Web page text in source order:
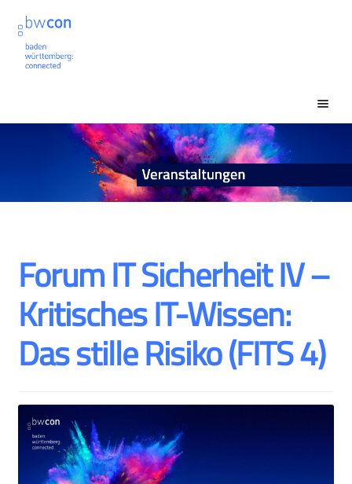
Zur
Navigation
springen
Zum
Inhalt
springen
Veranstaltungssuche
Mein Konto
Forum IT Sicherheit IV –
Kritisches IT-Wissen:
Das stille Risiko (FITS 4)